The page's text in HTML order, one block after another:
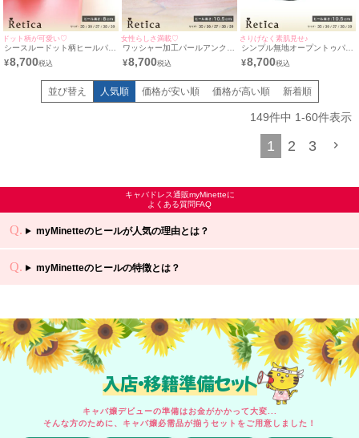
ドット柄が可愛い♡
シースルードット柄ヒールパン
プス (ブラック) (8cmヒール)
[Retica/レティカ]
¥8,700
女性らしさ満載♡
ワッシャー加工パールアンクル
ストラップパンプス (グレー)
(10.5cmヒール) [Retica/レティ
¥8,700
さりげなく素肌見せ♪
シンプル無地オープントゥパン
プス (シルバー) (10.5cmヒー
ル) [Retica/レティカ]
¥8,700
並び替え 人気順 価格が安い順 価格が高い順 新着順
149件中 1-60件表示
1 2 3
キャバドレス通販myMinetteに
よくある質問FAQ
myMinetteのヒールが人気の理由とは？
myMinetteのヒールの特徴とは？
入店・移籍準備セット
キャバ嬢デビューの準備はお金がかかって大変...
そんな方のために、キャバ嬢必需品が揃うセットをご用意しました！